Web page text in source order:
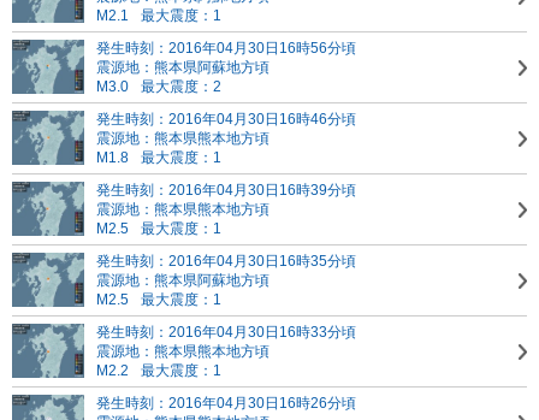
M2.1
最大震度：1
発生時刻：2016年04月30日16時56分頃
震源地：熊本県阿蘇地方頃
M3.0
最大震度：2
発生時刻：2016年04月30日16時46分頃
震源地：熊本県熊本地方頃
M1.8
最大震度：1
発生時刻：2016年04月30日16時39分頃
震源地：熊本県熊本地方頃
M2.5
最大震度：1
発生時刻：2016年04月30日16時35分頃
震源地：熊本県阿蘇地方頃
M2.5
最大震度：1
発生時刻：2016年04月30日16時33分頃
震源地：熊本県熊本地方頃
M2.2
最大震度：1
発生時刻：2016年04月30日16時26分頃